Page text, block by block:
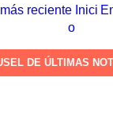
reciente Inici
o
DE ÚLTIMAS